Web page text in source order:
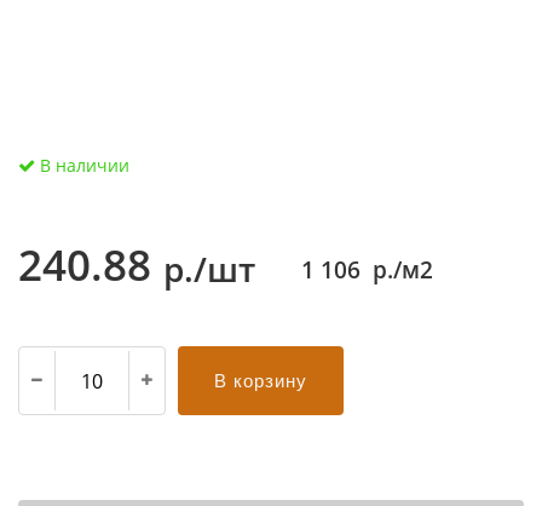
В наличии
240.88 р./шт 1 106 р./м2
В корзину